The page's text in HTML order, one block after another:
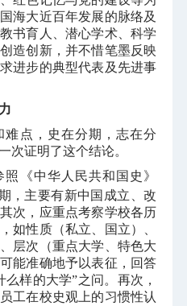
海大近百年发展的脉络及
书育人、潜心学术、科学
造创新，并不惜笔墨反映
进步的典型代表及先进事
难点，史在分期，志在分
次证明了这个结论。
《中华人民共和国史》
，主要有新中国成立、改
次，应重点考察学校各历
如性质（私立、国立）、
层次（重点大学、特色大
能准确地予以表征，回答
样的大学”之问。再次，
工在校史观上的习惯性认